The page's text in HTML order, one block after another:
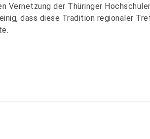
Vernetzung der Thüringer
dass diese Tradition regionaler